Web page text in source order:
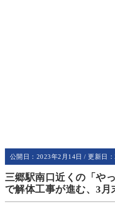
公開日： 2023年2月14日 / 更新日：
三郷駅南口近くの「や
で解体工事が進む、3